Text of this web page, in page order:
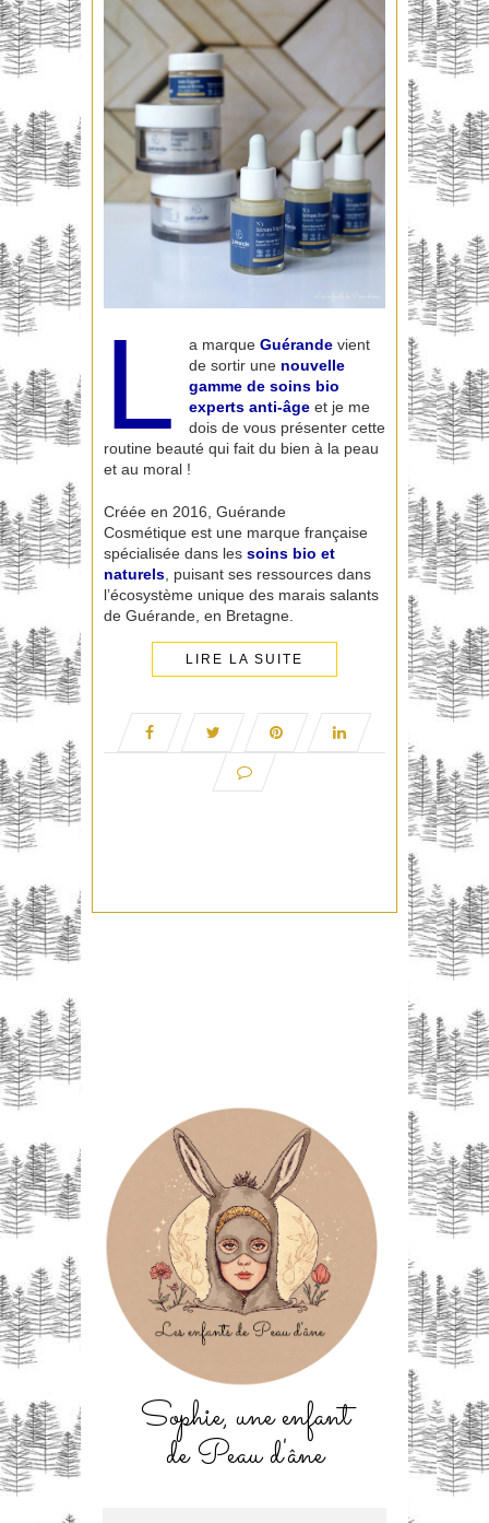
L a marque Guérande vient
de sortir une nouvelle
gamme de soins bio
experts anti-âgeet je me
dois de vous présenter cette
routine beauté qui fait du bien à la peau
et au moral !
Créée en 2016, Guérande
Cosmétique est une marque française
spécialisée dans les soins bio et
naturels, puisant ses ressources dans
l’écosystème unique des marais salants
de Guérande, en Bretagne.
LIRE LA SUITE
Sophie, une enfant
de Peau d'âne